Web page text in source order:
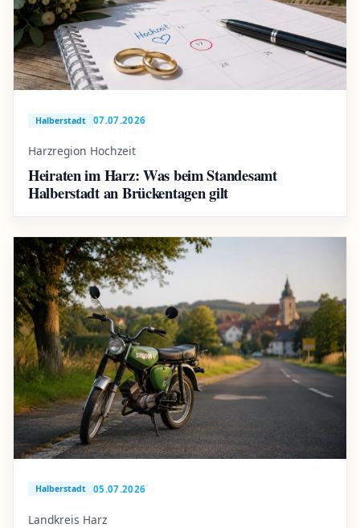
Halberstadt 07.07.2026
Harzregion Hochzeit
Heiraten im Harz: Was beim Standesamt
Halberstadt an Brückentagen gilt
Halberstadt 05.07.2026
Landkreis Harz